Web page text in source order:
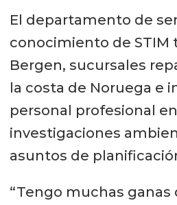
El departamento de
conocimiento de STIM
Bergen, sucursales
la costa de Noruega e
personal profesional
investigaciones
asuntos de
“Tengo muchas ganas